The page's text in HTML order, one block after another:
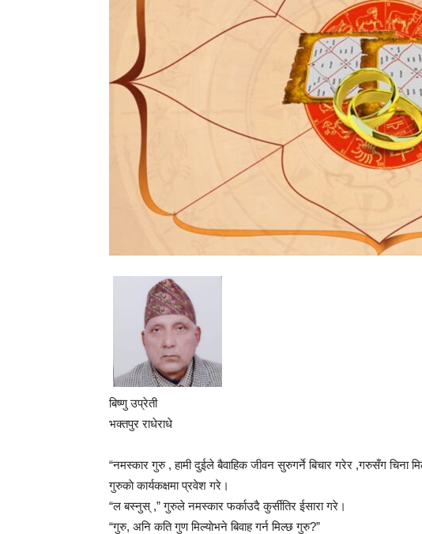
बिष्णु उप्रेती
भक्तपुर राधेराधे
“नमस्कार गुरु , हामी दुईले बैवाहिक जीवन सुरुगर्ने बिचार गरेर ,गरुसँग चिना
गुरुकाे कार्यकक्षमा प्रवेश गरे।
“ल बस्नुस् ,” गुरुले नमस्कार फर्काउदै कुर्सीतिर ईसारा गरे।
“गुरु, अनि कति गुण मिल्याेभने बिवाह गर्न मिल्छ गुरु?”